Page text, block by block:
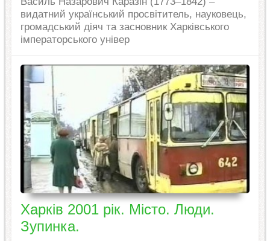
видатний український просвітитель, науковець,
громадський діяч та засновник Харківського
імператорського універ
Харків 2001 рік. Місто. Люди.
Зупинка.